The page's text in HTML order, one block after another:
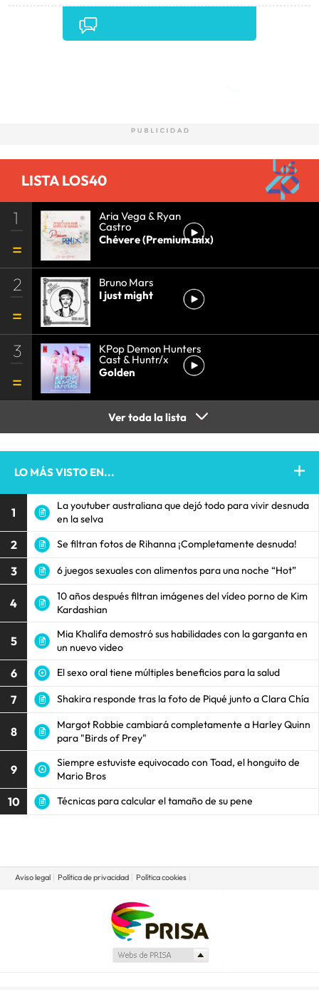
LISTA LOS40
1 Aria Vega & Ryan
Castro
Chévere (Premium mix)
2
Bruno Mars
I just might
3 KPop Demon Hunters
Cast & Huntr/x
Golden
Ver toda la lista
LO MÁS VISTO EN...
1
La youtuber australiana que dejó todo para vivir desnuda
en la selva
2 Se filtran fotos de Rihanna ¡Completamente desnuda!
3 6 juegos sexuales con alimentos para una noche “Hot”
4
10 años después filtran imágenes del vídeo porno de Kim
Kardashian
5
Mia Khalifa demostró sus habilidades con la garganta en
un nuevo video
6 El sexo oral tiene múltiples beneficios para la salud
7 Shakira responde tras la foto de Piqué junto a Clara Chía
8
Margot Robbie cambiará completamente a Harley Quinn
para "Birds of Prey"
9
Siempre estuviste equivocado con Toad, el honguito de
Mario Bros
10 Técnicas para calcular el tamaño de su pene
Aviso legal Política de privacidad Política cookies